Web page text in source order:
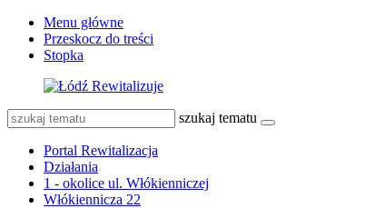
Menu główne
Przeskocz do treści
Stopka
szukaj tematu
Portal Rewitalizacja
Działania
1 - okolice ul. Włókienniczej
Włókiennicza 22